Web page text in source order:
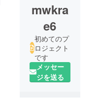
mwkra
e6
初めてのプ
ロジェクト
です
メッセー
ジを送る